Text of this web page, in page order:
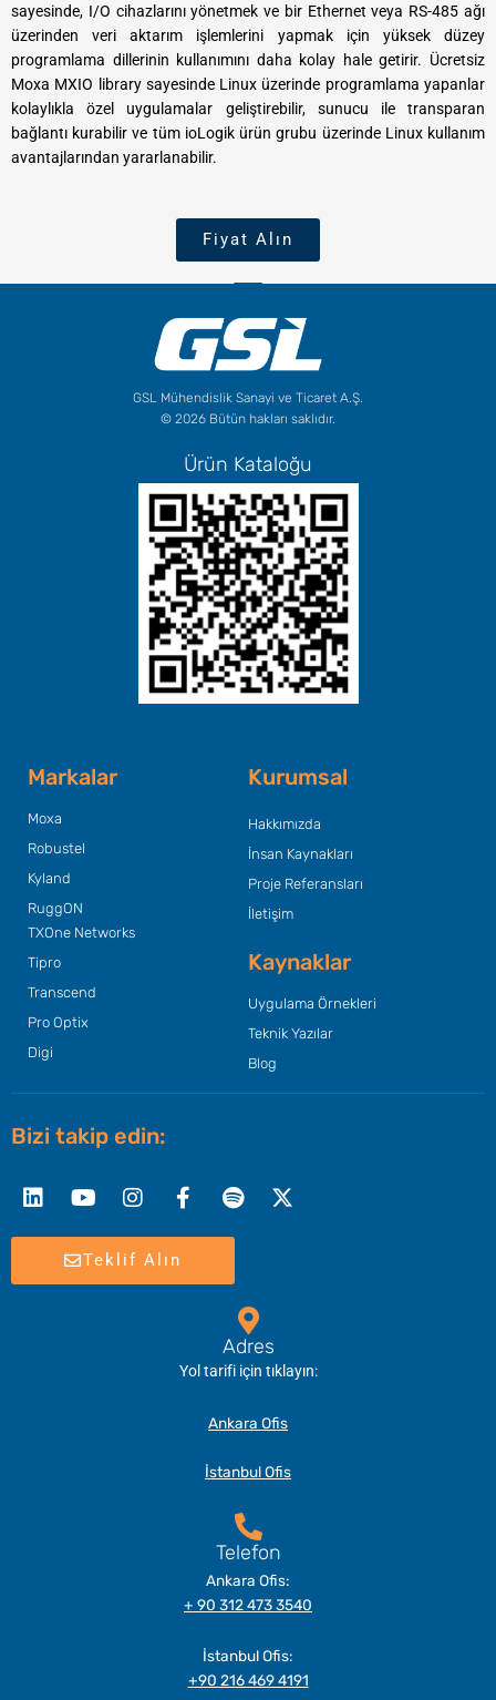
sayesinde, I/O cihazlarını yönetmek ve bir Ethernet veya RS-485 ağı
üzerinden veri aktarım işlemlerini yapmak için yüksek düzey
programlama dillerinin kullanımını daha kolay hale getirir. Ücretsiz
Moxa MXIO library sayesinde Linux üzerinde programlama yapanlar
kolaylıkla özel uygulamalar geliştirebilir, sunucu ile transparan
bağlantı kurabilir ve tüm ioLogik ürün grubu üzerinde Linux kullanım
avantajlarından yararlanabilir.
Fiyat Alın
GSL Mühendislik Sanayi ve Ticaret A.Ş.
© 2026 Bütün hakları saklıdır.
Ürün Kataloğu
Markalar
Moxa
Robustel
Kyland
RuggON
TXOne Networks
Tipro
Transcend
Pro Optix
Digi
Kurumsal
Hakkımızda
İnsan Kaynakları
Proje Referansları
İletişim
Kaynaklar
Uygulama Örnekleri
Teknik Yazılar
Blog
Bizi takip edin:
f
twitter
Teklif Alın
Adres
Yol tarifi için tıklayın:
Ankara Ofis
İstanbul Ofis
Telefon
Ankara Ofis:
+ 90 312 473 3540
İstanbul Ofis:
+90 216 469 4191